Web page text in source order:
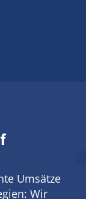
Umsätze
Wir